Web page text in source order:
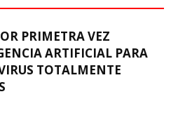
PRIMETRA VEZ
ARTIFICIAL PARA
TOTALMENTE